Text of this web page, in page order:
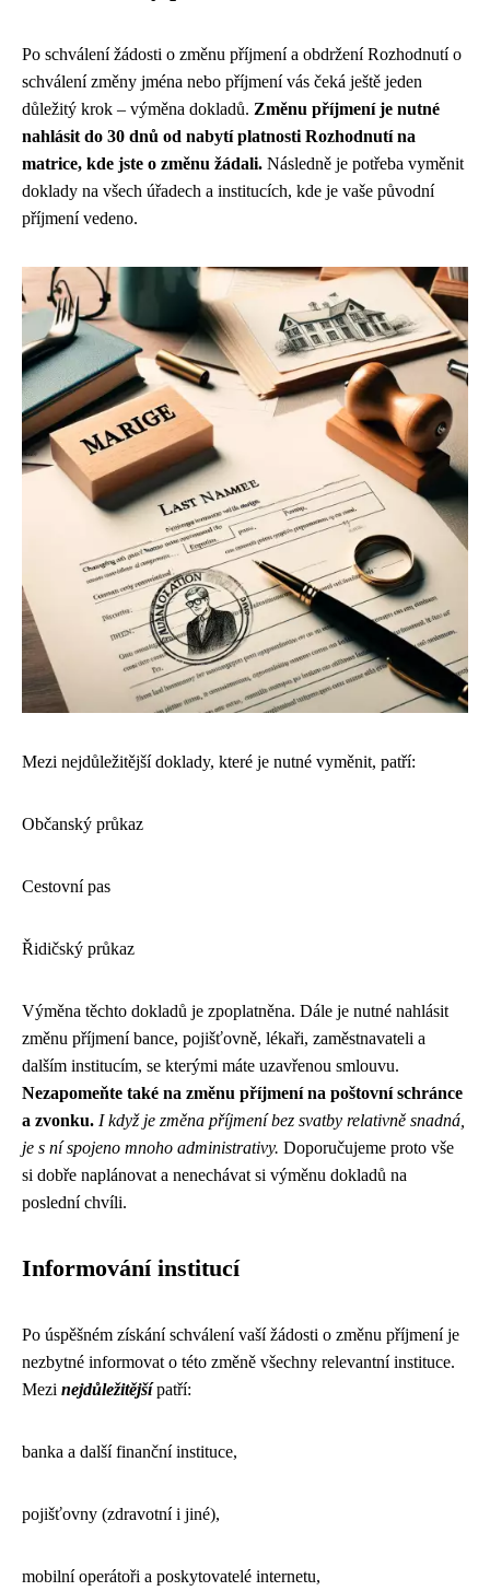
Po schválení žádosti o změnu příjmení a obdržení Rozhodnutí o
schválení změny jména nebo příjmení vás čeká ještě jeden
důležitý krok – výměna dokladů. Změnu příjmení je nutné
nahlásit do 30 dnů od nabytí platnosti Rozhodnutí na
matrice, kde jste o změnu žádali. Následně je potřeba vyměnit
doklady na všech úřadech a institucích, kde je vaše původní
příjmení vedeno.
Mezi nejdůležitější doklady, které je nutné vyměnit, patří:
Občanský průkaz
Cestovní pas
Řidičský průkaz
Výměna těchto dokladů je zpoplatněna. Dále je nutné nahlásit
změnu příjmení bance, pojišťovně, lékaři, zaměstnavateli a
dalším institucím, se kterými máte uzavřenou smlouvu.
Nezapomeňte také na změnu příjmení na poštovní schránce
a zvonku. I když je změna příjmení bez svatby relativně snadná,
je s ní spojeno mnoho administrativy. Doporučujeme proto vše
si dobře naplánovat a nenechávat si výměnu dokladů na
poslední chvíli.
Informování institucí
Po úspěšném získání schválení vaší žádosti o změnu příjmení je
nezbytné informovat o této změně všechny relevantní instituce.
Mezi nejdůležitějšípatří:
banka a další finanční instituce,
pojišťovny (zdravotní i jiné),
mobilní operátoři a poskytovatelé internetu,